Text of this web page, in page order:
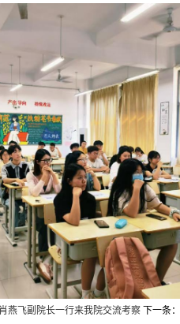
燕飞副院长一行来我院交流考察 下一条：